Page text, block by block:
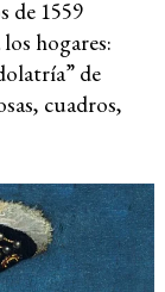
de 1559
hogares:
de
cuadros,